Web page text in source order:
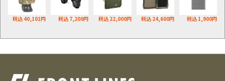
税込 40,101円 税込 7,200円 税込 22,000円 税込 24,600円 税込 1,900円